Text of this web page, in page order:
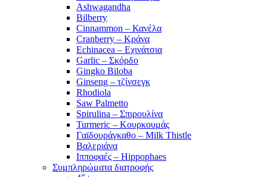
Ashwagandha
Bilberry
Cinnammon – Κανέλα
Cranberry – Κράνα
Echinacea – Εχινάτσια
Garlic – Σκόρδο
Gingko Biloba
Ginseng – τζίνσεγκ
Rhodiola
Saw Palmetto
Spirulina – Σπιρουλίνα
Turmeric – Κουρκουμάς
Γαϊδουράγκαθο – Milk Thistle
Βαλεριάνα
Ιπποφαές – Hippophaes
Συμπληρώματα διατροφής